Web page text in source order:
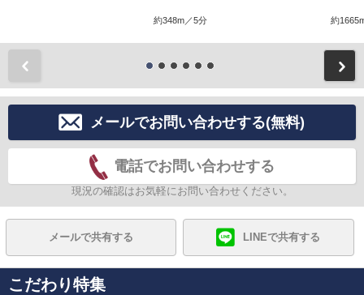
約348m／5分 約
メールでお問い合わせする(無料)
電話でお問い合わせする
現況の確認はお気軽にお問い合わせください。
メールで共有する LINEで共有する
こだわり特集